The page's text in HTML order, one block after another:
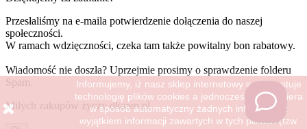
Informujemy, iż nasz sklep internetowy wykorzystuje
technologię plików cookies a jednocześnie nie zbiera
w sposób automatyczny żadnych informacji, z
wyjątkiem informacji zawartych w tych plikach (tzw.
Przesłaliśmy na e-maila potwierdzenie dołączenia do naszej
społeczności.
W ramach wdzięczności, czeka tam także powitalny bon rabatowy.
Wiadomość nie doszła? Uprzejmie prosimy o sprawdzenie folderu
Spam.
Miłych zakupów życzy dkaren.pl